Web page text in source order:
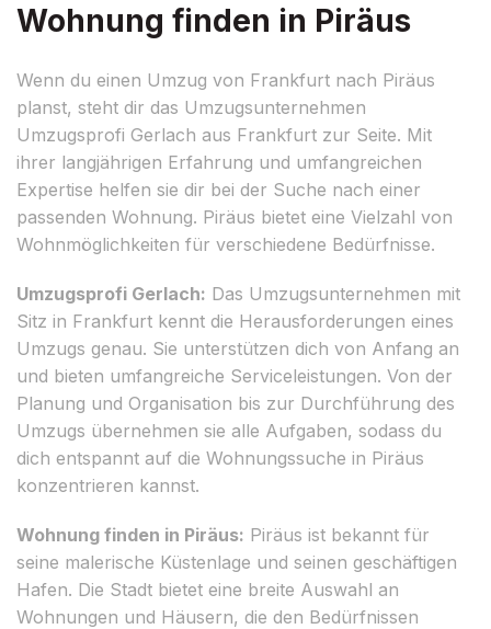
Wohnung finden in Piräus
Wenn du einen Umzug von Frankfurt nach Piräus
planst, steht dir das Umzugsunternehmen
Umzugsprofi Gerlach aus Frankfurt zur Seite. Mit
ihrer langjährigen Erfahrung und umfangreichen
Expertise helfen sie dir bei der Suche nach einer
passenden Wohnung. Piräus bietet eine Vielzahl von
Wohnmöglichkeiten für verschiedene Bedürfnisse.
Umzugsprofi Gerlach: Das Umzugsunternehmen mit
Sitz in Frankfurt kennt die Herausforderungen eines
Umzugs genau. Sie unterstützen dich von Anfang an
und bieten umfangreiche Serviceleistungen. Von der
Planung und Organisation bis zur Durchführung des
Umzugs übernehmen sie alle Aufgaben, sodass du
dich entspannt auf die Wohnungssuche in Piräus
konzentrieren kannst.
Wohnung finden in Piräus: Piräus ist bekannt für
seine malerische Küstenlage und seinen geschäftigen
Hafen. Die Stadt bietet eine breite Auswahl an
Wohnungen und Häusern, die den Bedürfnissen